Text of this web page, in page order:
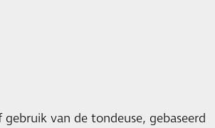
van de tondeuse, gebaseerd